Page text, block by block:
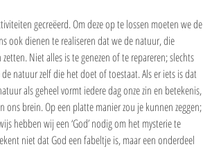
gecreëerd. Om deze op te lossen moeten we de
ook dienen te realiseren dat we de natuur, die
Niet alles is te genezen of te repareren; slechts
natuur zelf die het doet of toestaat. Als er iets is dat
als geheel vormt iedere dag onze zin en betekenis,
brein. Op een platte manier zou je kunnen zeggen;
hebben wij een ‘God’ nodig om het mysterie te
niet dat God een fabeltje is, maar een onderdeel